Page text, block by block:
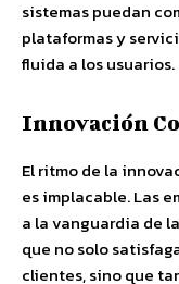
sistemas puedan
plataformas y
fluida a los usuarios.
Innovación
El ritmo de la
es implacable. Las
a la vanguardia de
que no solo
clientes, sino que